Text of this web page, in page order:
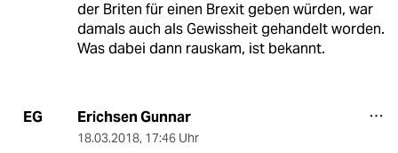
der Briten für einen Brexit geben würden, war
damals auch als Gewissheit gehandelt worden.
Was dabei dann rauskam, ist bekannt.
EG Erichsen Gunnar
18.03.2018, 17:46 Uhr